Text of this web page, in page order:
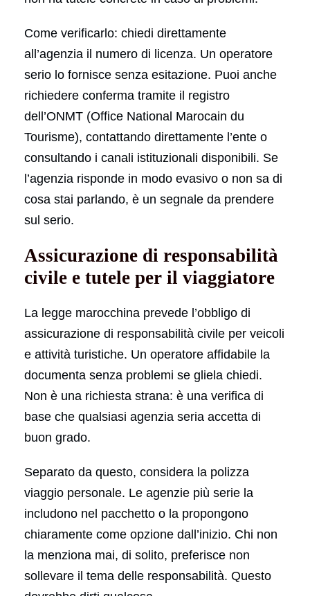
Come verificarlo: chiedi direttamente
all’agenzia il numero di licenza. Un operatore
serio lo fornisce senza esitazione. Puoi anche
richiedere conferma tramite il registro
dell’ONMT (Office National Marocain du
Tourisme), contattando direttamente l’ente o
consultando i canali istituzionali disponibili. Se
l’agenzia risponde in modo evasivo o non sa di
cosa stai parlando, è un segnale da prendere
sul serio.
Assicurazione di responsabilità
civile e tutele per il viaggiatore
La legge marocchina prevede l’obbligo di
assicurazione di responsabilità civile per veicoli
e attività turistiche. Un operatore affidabile la
documenta senza problemi se gliela chiedi.
Non è una richiesta strana: è una verifica di
base che qualsiasi agenzia seria accetta di
buon grado.
Separato da questo, considera la polizza
viaggio personale. Le agenzie più serie la
includono nel pacchetto o la propongono
chiaramente come opzione dall’inizio. Chi non
la menziona mai, di solito, preferisce non
sollevare il tema delle responsabilità. Questo